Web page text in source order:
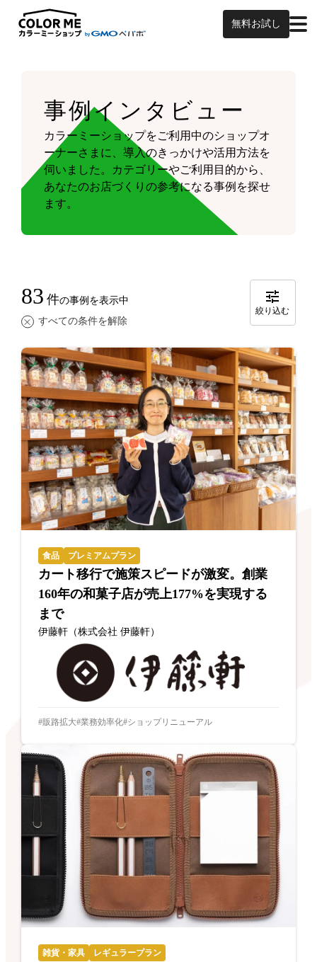
無料お試し
事例インタビュー
カラーミーショップをご利用中のショップオ
ーナーさまに、導入のきっかけや活用方法を
伺いました。 カテゴリーやご利用目的から、
あなたのお店づくりの参考になる事例を探せ
ます。
83 件の事例を表示中
すべての条件を解除
絞り込む
食品 プレミアムプラン
カート移行で施策スピードが激変。創業
160年の和菓子店が売上177%を実現する
まで
伊藤軒（株式会社 伊藤軒）
販路拡大 業務効率化 ショップリニューアル
雑貨・家具 レギュラープラン